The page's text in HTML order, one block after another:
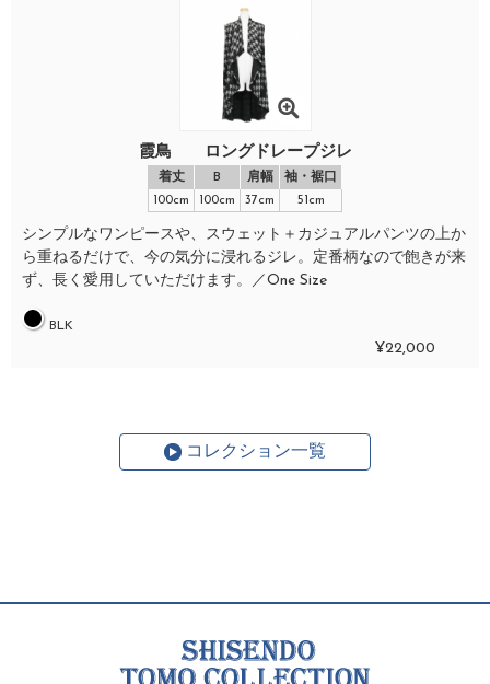
霞鳥 ロングドレープジレ
着丈 B 肩幅
袖・裾口
100cm
100cm 37cm 51cm
シンプルなワンピースや、スウェット＋カジュアルパンツの上か
ら重ねるだけで、今の気分に浸れるジレ。定番柄なので飽きが来
ず、長く愛用していただけます。／One Size
BLK
¥22,000
コレクション一覧